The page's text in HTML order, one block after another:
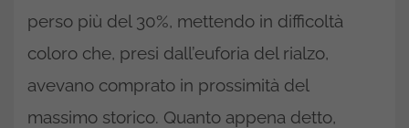
perso più del 30%, mettendo in difficoltà
coloro che, presi dall’euforia del rialzo,
avevano comprato in prossimità del
massimo storico. Quanto appena detto,